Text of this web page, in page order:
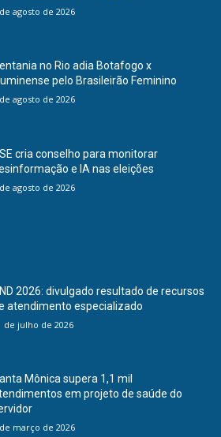
agosto de 2026
no Rio adia Botafogo x
pelo Brasileirão Feminino
agosto de 2026
cria conselho para monitorar
e IA nas eleições
agosto de 2026
2026: divulgado resultado de recursos
atendimento especializado
de julho de 2026
Mônica supera 1,1 mil
em projeto de saúde do
março de 2026